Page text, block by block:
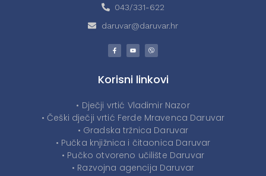
043/331-622
daruvar@daruvar.hr
Korisni linkovi
• Dječji vrtić Vladimir Nazor
• Češki dječji vrtić Ferde Mravenca Daruvar
• Gradska tržnica Daruvar
• Pučka knjižnica i čitaonica Daruvar
• Pučko otvoreno učilište Daruvar
• Razvojna agencija Daruvar